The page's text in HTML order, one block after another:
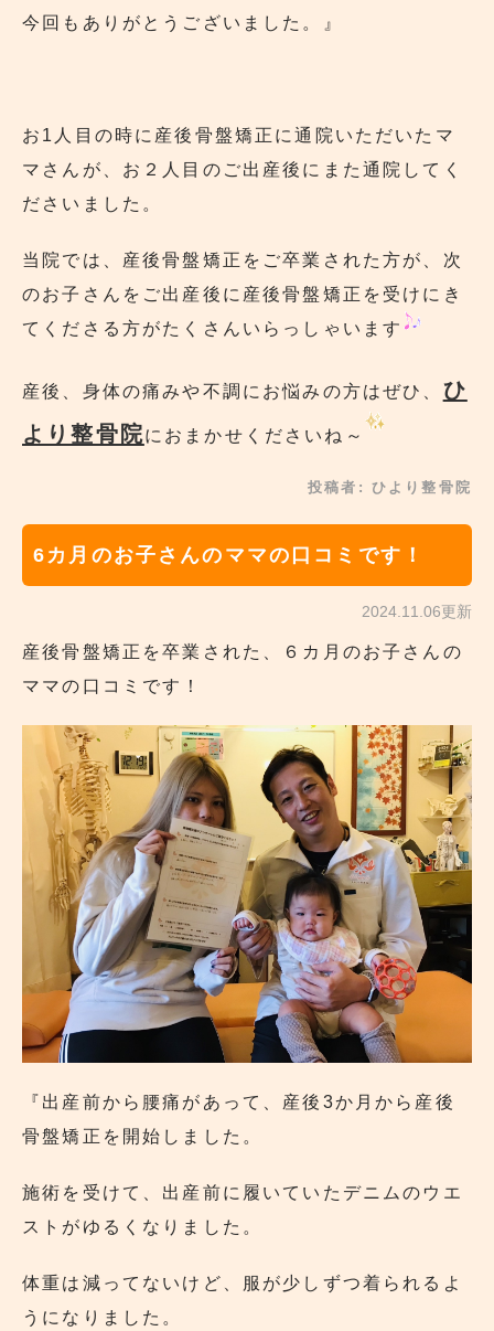
今回もありがとうございました。』
お1人目の時に産後骨盤矯正に通院いただいたマ
マさんが、お２人目のご出産後にまた通院してく
ださいました。
当院では、産後骨盤矯正をご卒業された方が、次
のお子さんをご出産後に産後骨盤矯正を受けにき
てくださる方がたくさんいらっしゃいます
産後、身体の痛みや不調にお悩みの方はぜひ、 ひ
より整骨院におまかせくださいね～
投稿者: ひより整骨院
6カ月のお子さんのママの口コミです！
2024.11.06更新
産後骨盤矯正を卒業された、６カ月のお子さんの
ママの口コミです！
『出産前から腰痛があって、産後3か月から産後
骨盤矯正を開始しました。
施術を受けて、出産前に履いていたデニムのウエ
ストがゆるくなりました。
体重は減ってないけど、服が少しずつ着られるよ
うになりました。